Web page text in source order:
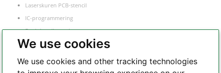
We use cookies
We use cookies and other tracking technologies
Laserskuren PCB-stencil
IC-programmering
Funktionell testning
Inköp av komponenter